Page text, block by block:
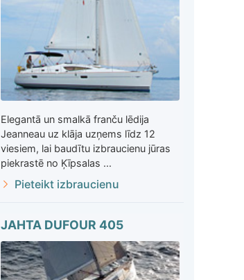
Elegantā un smalkā franču lēdija
Jeanneau uz klāja uzņems līdz 12
viesiem, lai baudītu izbraucienu jūras
piekrastē no Ķīpsalas ...
Pieteikt izbraucienu
JAHTA DUFOUR 405